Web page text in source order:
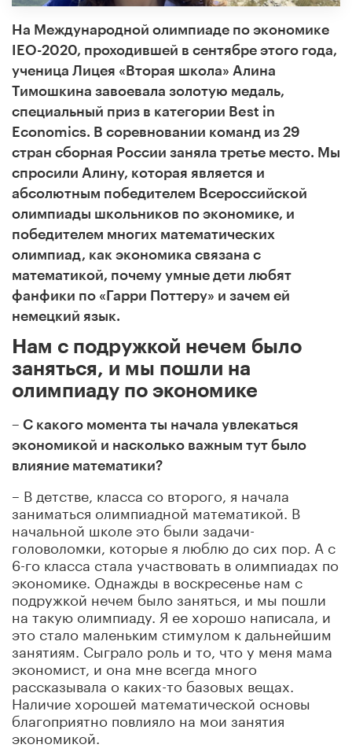
На Международной олимпиаде по экономике
IEO-2020, проходившей в сентябре этого года,
ученица Лицея «Вторая школа» Алина
Тимошкина завоевала золотую медаль,
специальный приз в категории Best in
Economics. В соревновании команд из 29
стран сборная России заняла третье место. Мы
спросили Алину, которая является и
абсолютным победителем Всероссийской
олимпиады школьников по экономике, и
победителем многих математических
олимпиад, как экономика связана с
математикой, почему умные дети любят
фанфики по «Гарри Поттеру» и зачем ей
немецкий язык.
Нам с подружкой нечем было
заняться, и мы пошли на
олимпиаду по экономике
– С какого момента ты начала увлекаться
экономикой и насколько важным тут было
влияние математики?
– В детстве, класса со второго, я начала
заниматься олимпиадной математикой. В
начальной школе это были задачи-
головоломки, которые я люблю до сих пор. А с
6-го класса стала участвовать в олимпиадах по
экономике. Однажды в воскресенье нам с
подружкой нечем было заняться, и мы пошли
на такую олимпиаду. Я ее хорошо написала, и
это стало маленьким стимулом к дальнейшим
занятиям. Сыграло роль и то, что у меня мама
экономист, и она мне всегда много
рассказывала о каких-то базовых вещах.
Наличие хорошей математической основы
благоприятно повлияло на мои занятия
экономикой.